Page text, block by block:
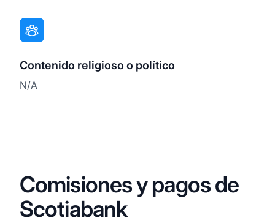
Contenido religioso o político
N/A
Comisiones y pagos de
Scotiabank